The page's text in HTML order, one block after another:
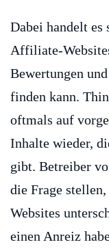
Dabei handelt
Affiliate-
Bewertungen
finden kann.
oftmals auf
Inhalte wieder,
gibt. Betreiber
die Frage
Websites
einen Anreiz